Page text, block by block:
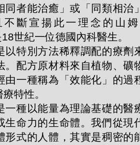
同者能治癒」或「同類相治
斷宣揚此一理念的山
世紀一位德國內科醫生。
以特別方法稀釋調配的療劑
。配方原材料來自植物、礦
由一種稱為「效能化」的過
特性。
一種以能量為理論基礎的醫
生命力的生命體。我們從現
形式的人體，其實是稠密的